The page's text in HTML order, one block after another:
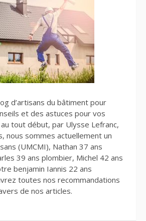
d’artisans du bâtiment pour
et des astuces pour vos
tout début, par Ulysse Lefranc,
nous sommes actuellement un
(UMCMI), Nathan 37 ans
39 ans plombier, Michel 42 ans
benjamin Iannis 22 ans
toutes nos recommandations
de nos articles.